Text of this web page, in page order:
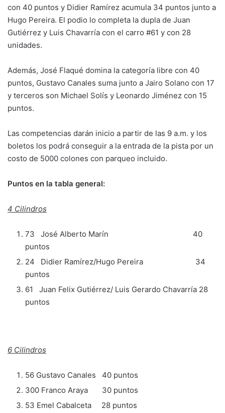
con 40 puntos y Didier Ramírez acumula 34 puntos junto a
Hugo Pereira. El podio lo completa la dupla de Juan
Gutiérrez y Luis Chavarría con el carro #61 y con 28
unidades.
Además, José Flaqué domina la categoría libre con 40
puntos, Gustavo Canales suma junto a Jairo Solano con 17
y terceros son Michael Solís y Leonardo Jiménez con 15
puntos.
Las competencias darán inicio a partir de las 9 a.m. y los
boletos los podrá conseguir a la entrada de la pista por un
costo de 5000 colones con parqueo incluido.
Puntos en la tabla general:
4 Cilindros
73 José Alberto Marín 40
puntos
24 Didier Ramírez/Hugo Pereira 34
puntos
61 Juan Felix Gutiérrez/ Luis Gerardo Chavarría 28
puntos
6 Cilindros
56 Gustavo Canales 40 puntos
300 Franco Araya 30 puntos
53 Emel Cabalceta 28 puntos